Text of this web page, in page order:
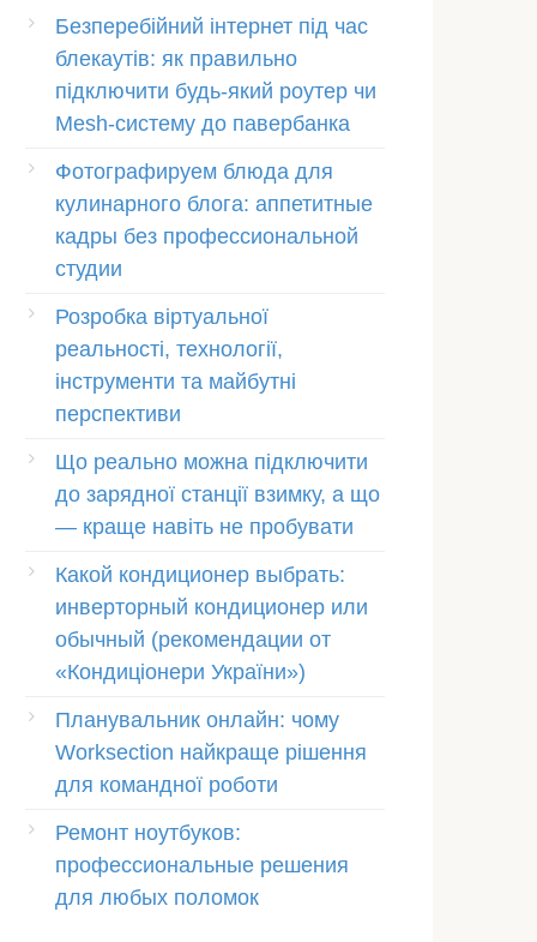
Безперебійний інтернет під час
блекаутів: як правильно
підключити будь-який роутер чи
Mesh-систему до павербанка
Фотографируем блюда для
кулинарного блога: аппетитные
кадры без профессиональной
студии
Розробка віртуальної
реальності, технології,
інструменти та майбутні
перспективи
Що реально можна підключити
до зарядної станції взимку, а що
— краще навіть не пробувати
Какой кондиционер выбрать:
инверторный кондиционер или
обычный (рекомендации от
«Кондиціонери України»)
Планувальник онлайн: чому
Worksection найкраще рішення
для командної роботи
Ремонт ноутбуков:
профессиональные решения
для любых поломок